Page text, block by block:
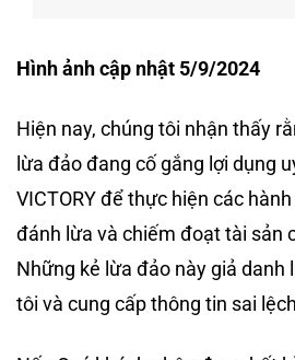
Hình ảnh cập nhật 5/9/2024
Hiện nay, chúng tôi nhận thấy
lừa đảo đang cố gắng lợi dụng
VICTORY để thực hiện các
đánh lừa và chiếm đoạt tài sản
Những kẻ lừa đảo này giả danh
tôi và cung cấp thông tin sai